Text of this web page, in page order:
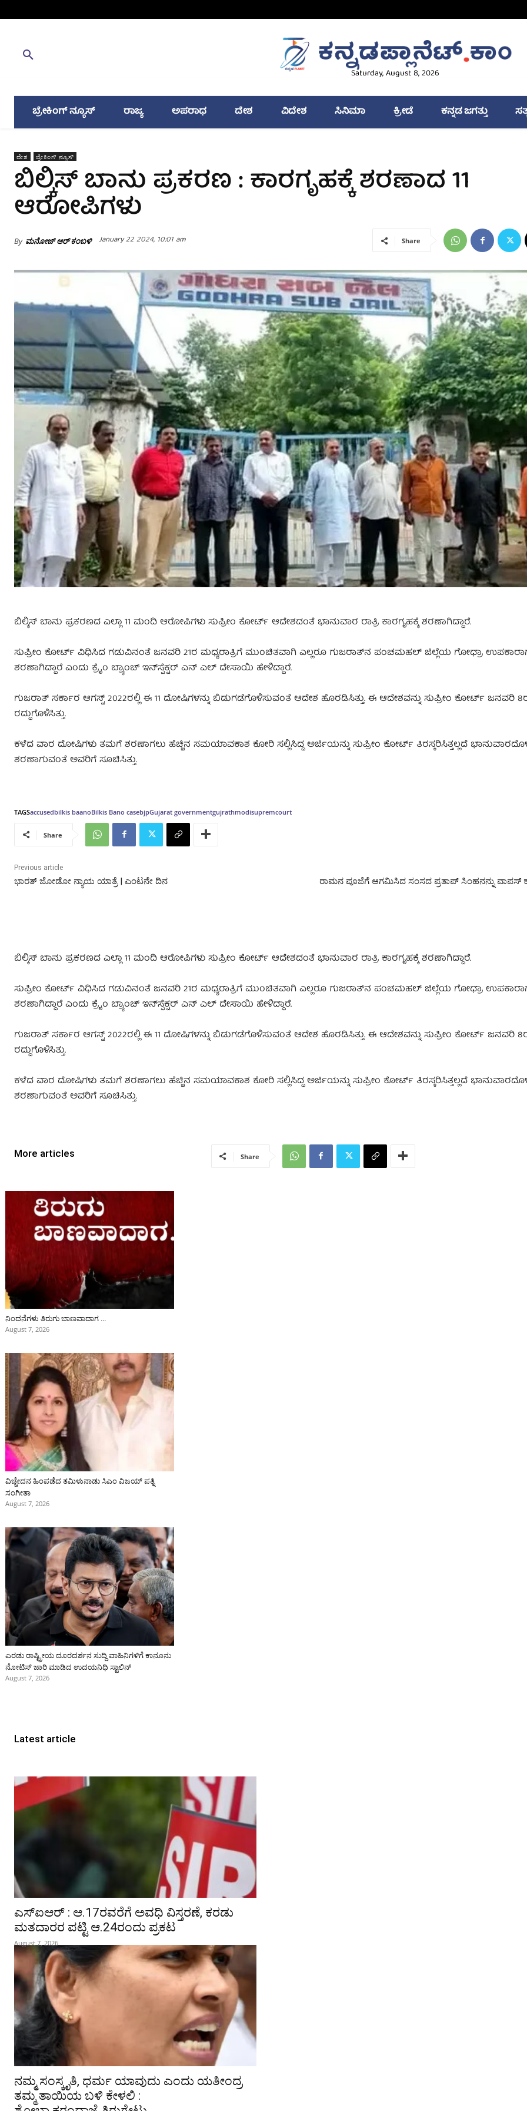
Saturday, August 8, 2026
ಬ್ರೇಕಿಂಗ್ ನ್ಯೂಸ್ ರಾಜ್ಯ ಅಪರಾಧ ದೇಶ ವಿದೇಶ ಸಿನಿಮಾ ಕ್ರೀಡೆ ಕನ್ನಡ ಜಗತ್ತು
ದೇಶ ಬ್ರೇಕಿಂಗ್ ನ್ಯೂಸ್
ಬಿಲ್ಕಿಸ್‌ ಬಾನು ಪ್ರಕರಣ : ಕಾರಗೃಹಕ್ಕೆ ಶರಣಾದ 11
ಆರೋಪಿಗಳು
By ಮನೋಜ್ ಆರ್ ಕಂಬಳಿ January 22 2024, 10:01 am Share
ಬಿಲ್ಕಿಸ್‌ ಬಾನು ಪ್ರಕರಣದ ಎಲ್ಲಾ 11 ಮಂದಿ ಆರೋಪಿಗಳು ಸುಪ್ರೀಂ ಕೋರ್ಟ್‌ ಆದೇಶದಂತೆ ಭಾನುವಾರ ರಾತ್ರಿ ಕಾರಗೃಹಕ್ಕೆ ಶರಣಾಗಿದ್ದಾರೆ.
ಸುಪ್ರೀಂ ಕೋರ್ಟ್‌ ವಿಧಿಸಿದ ಗಡುವಿನಂತೆ ಜನವರಿ 21ರ ಮಧ್ಯರಾತ್ರಿಗೆ ಮುಂಚಿತವಾಗಿ ಎಲ್ಲರೂ ಗುಜರಾತ್‌ನ ಪಂಚಮಹಲ್‌ ಜಿಲ್ಲೆಯ ಗೋಧ್ರಾ
ಶರಣಾಗಿದ್ದಾರೆ ಎಂದು ಕ್ರೈಂ ಬ್ರ್ಯಾಂಚ್‌ ಇನ್‌ಸ್ಪೆಕ್ಟರ್‌ ಎನ್‌ ಎಲ್‌ ದೇಸಾಯಿ ಹೇಳಿದ್ದಾರೆ.
ಗುಜರಾತ್‌ ಸರ್ಕಾರ ಆಗಸ್ಟ್‌ 2022ರಲ್ಲಿ ಈ 11 ದೋಷಿಗಳನ್ನು ಬಿಡುಗಡೆಗೊಳಿಸುವಂತೆ ಆದೇಶ ಹೊರಡಿಸಿತ್ತು. ಈ ಆದೇಶವನ್ನು ಸುಪ್ರೀಂ ಕೋರ್ಟ್‌ ಜನವರಿ
ರದ್ದುಗೊಳಿಸಿತ್ತು.
ಕಳೆದ ವಾರ ದೋಷಿಗಳು ತಮಗೆ ಶರಣಾಗಲು ಹೆಚ್ಚಿನ ಸಮಯಾವಕಾಶ ಕೋರಿ ಸಲ್ಲಿಸಿದ್ದ ಅರ್ಜಿಯನ್ನು ಸುಪ್ರೀಂ ಕೋರ್ಟ್‌ ತಿರಸ್ಕರಿಸಿತ್ತಲ್ಲದೆ
ಶರಣಾಗುವಂತೆ ಅವರಿಗೆ ಸೂಚಿಸಿತ್ತು.
TAGSaccusedbilkis baanoBilkis Bano casebjpGujarat governmentgujrathmodisupremcourt
Share
Previous article
ಭಾರತ್ ಜೋಡೋ ನ್ಯಾಯ ಯಾತ್ರೆ‌ | ಎಂಟನೇ ದಿನ ರಾಮನ ಪೂಜೆಗೆ ಆಗಮಿಸಿದ ಸಂಸದ ಪ್ರತಾಪ್‌ ಸಿಂಹನನ್ನು ವಾಪಸ್‌
ಬಿಲ್ಕಿಸ್‌ ಬಾನು ಪ್ರಕರಣದ ಎಲ್ಲಾ 11 ಮಂದಿ ಆರೋಪಿಗಳು ಸುಪ್ರೀಂ ಕೋರ್ಟ್‌ ಆದೇಶದಂತೆ ಭಾನುವಾರ ರಾತ್ರಿ ಕಾರಗೃಹಕ್ಕೆ ಶರಣಾಗಿದ್ದಾರೆ.
ಸುಪ್ರೀಂ ಕೋರ್ಟ್‌ ವಿಧಿಸಿದ ಗಡುವಿನಂತೆ ಜನವರಿ 21ರ ಮಧ್ಯರಾತ್ರಿಗೆ ಮುಂಚಿತವಾಗಿ ಎಲ್ಲರೂ ಗುಜರಾತ್‌ನ ಪಂಚಮಹಲ್‌ ಜಿಲ್ಲೆಯ ಗೋಧ್ರಾ
ಶರಣಾಗಿದ್ದಾರೆ ಎಂದು ಕ್ರೈಂ ಬ್ರ್ಯಾಂಚ್‌ ಇನ್‌ಸ್ಪೆಕ್ಟರ್‌ ಎನ್‌ ಎಲ್‌ ದೇಸಾಯಿ ಹೇಳಿದ್ದಾರೆ.
ಗುಜರಾತ್‌ ಸರ್ಕಾರ ಆಗಸ್ಟ್‌ 2022ರಲ್ಲಿ ಈ 11 ದೋಷಿಗಳನ್ನು ಬಿಡುಗಡೆಗೊಳಿಸುವಂತೆ ಆದೇಶ ಹೊರಡಿಸಿತ್ತು. ಈ ಆದೇಶವನ್ನು ಸುಪ್ರೀಂ ಕೋರ್ಟ್‌ ಜನವರಿ
ರದ್ದುಗೊಳಿಸಿತ್ತು.
ಕಳೆದ ವಾರ ದೋಷಿಗಳು ತಮಗೆ ಶರಣಾಗಲು ಹೆಚ್ಚಿನ ಸಮಯಾವಕಾಶ ಕೋರಿ ಸಲ್ಲಿಸಿದ್ದ ಅರ್ಜಿಯನ್ನು ಸುಪ್ರೀಂ ಕೋರ್ಟ್‌ ತಿರಸ್ಕರಿಸಿತ್ತಲ್ಲದೆ
ಶರಣಾಗುವಂತೆ ಅವರಿಗೆ ಸೂಚಿಸಿತ್ತು.
More articles
ನಿಂದನೆಗಳು ತಿರುಗು ಬಾಣವಾದಾಗ …
August 7, 2026
ವಿಚ್ಚೇದನ ಹಿಂಪಡೆದ ತಮಿಳುನಾಡು ಸಿಎಂ ವಿಜಯ್‌ ಪತ್ನಿ
ಸಂಗೀತಾ
August 7, 2026
ಎರಡು ರಾಷ್ಟ್ರೀಯ ದೂರದರ್ಶನ ಸುದ್ದಿ ವಾಹಿನಿಗಳಿಗೆ ಕಾನೂನು
ನೋಟಿಸ್ ಜಾರಿ ಮಾಡಿದ ಉದಯನಿಧಿ ಸ್ಟಾಲಿನ್
August 7, 2026
Share
Latest article
ಎಸ್‌ಐಆರ್‌ : ಆ.17ರವರೆಗೆ ಅವಧಿ ವಿಸ್ತರಣೆ, ಕರಡು
ಮತದಾರರ ಪಟ್ಟಿ ಆ.24ರಂದು ಪ್ರಕಟ
August 7, 2026
ನಮ್ಮ ಸಂಸ್ಕೃತಿ, ಧರ್ಮ ಯಾವುದು ಎಂದು ಯತೀಂದ್ರ
ತಮ್ಮ ತಾಯಿಯ ಬಳಿ ಕೇಳಲಿ :